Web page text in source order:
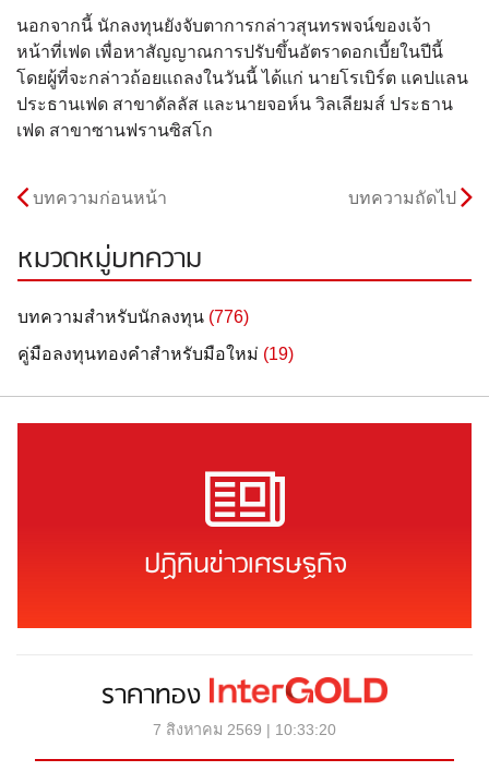
นอกจากนี้ นักลงทุนยังจับตาการกล่าวสุนทรพจน์ของเจ้า
หน้าที่เฟด เพื่อหาสัญญาณการปรับขึ้นอัตราดอกเบี้ยในปีนี้
โดยผู้ที่จะกล่าวถ้อยแถลงในวันนี้ ได้แก่ นายโรเบิร์ต แคปแลน
ประธานเฟด สาขาดัลลัส และนายจอห์น วิลเลียมส์ ประธาน
เฟด สาขาซานฟรานซิสโก
บทความก่อนหน้า บทความถัดไป
หมวดหมู่บทความ
บทความสำหรับนักลงทุน (776)
คู่มือลงทุนทองคำสำหรับมือใหม่ (19)
ปฏิทินข่าวเศรษฐกิจ
ราคาทอง
7 สิงหาคม 2569 | 10:33:20